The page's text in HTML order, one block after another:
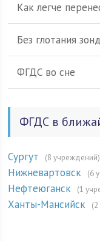
Как легче
Без глотания
ФГДС во сне
ФГДС в
Сургут (8 учреждений)
Нижневартовск (6
Нефтеюганск (1
Ханты-Мансийск